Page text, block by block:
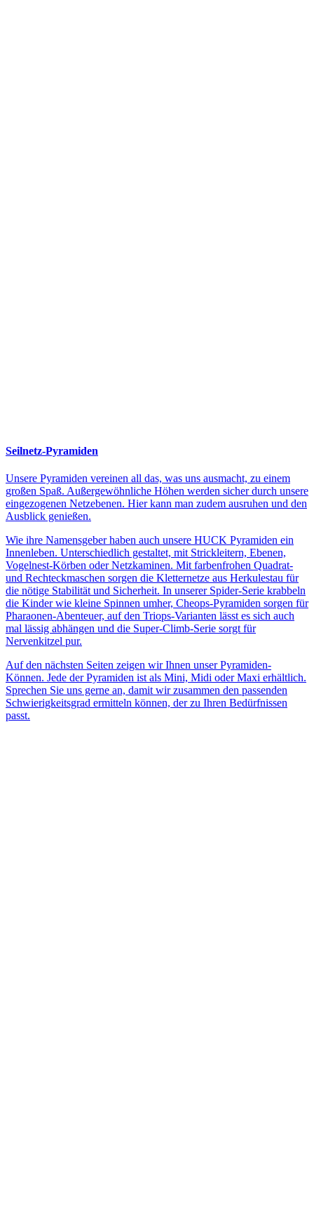
Seilnetz-Pyramiden
Unsere Pyramiden vereinen all das, was uns ausmacht, zu einem
großen Spaß. Außergewöhnliche Höhen werden sicher durch unsere
eingezogenen Netzebenen. Hier kann man zudem ausruhen und den
Ausblick genießen.
Wie ihre Namensgeber haben auch unsere HUCK Pyramiden ein
Innenleben. Unterschiedlich gestaltet, mit Strickleitern, Ebenen,
Vogelnest-Körben oder Netzkaminen. Mit farbenfrohen Quadrat-
und Rechteckmaschen sorgen die Kletternetze aus Herkulestau für
die nötige Stabilität und Sicherheit. In unserer Spider-Serie krabbeln
die Kinder wie kleine Spinnen umher, Cheops-Pyramiden sorgen für
Pharaonen-Abenteuer, auf den Triops-Varianten lässt es sich auch
mal lässig abhängen und die Super-Climb-Serie sorgt für
Nervenkitzel pur.
Auf den nächsten Seiten zeigen wir Ihnen unser Pyramiden-
Können. Jede der Pyramiden ist als Mini, Midi oder Maxi erhältlich.
Sprechen Sie uns gerne an, damit wir zusammen den passenden
Schwierigkeitsgrad ermitteln können, der zu Ihren Bedürfnissen
passt.